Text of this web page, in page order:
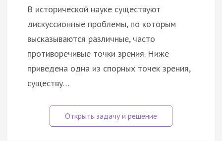
В исторической науке существуют
дискуссионные проблемы, по которым
высказываются различные, часто
противоречивые точки зрения. Ниже
приведена одна из спорных точек зрения,
существу…